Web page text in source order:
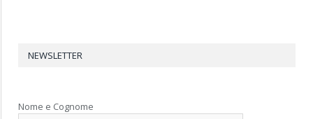
NEWSLETTER
Nome e Cognome